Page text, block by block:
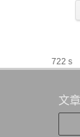
722 s
文